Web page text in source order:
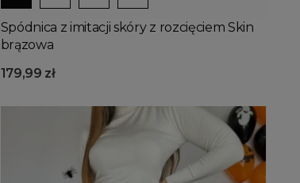
Spódnica z imitacji skóry z rozcięciem Skin
brązowa
179,99 zł